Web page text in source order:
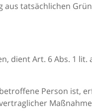
aus tatsächlichen
dient Art. 6 Abs. 1 lit.
Person ist,